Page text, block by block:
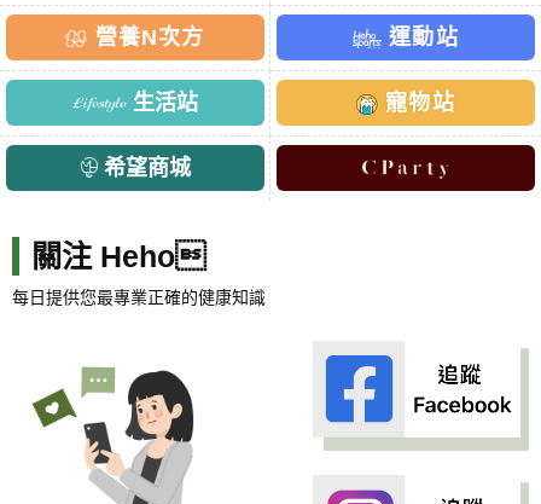
營養N次方 運動站
生活站 寵物站
希望商城
關注 Heho
每日提供您最專業正確的健康知識